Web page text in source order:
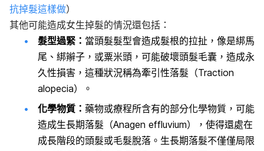
抗掉髮這樣做）
其他可能造成女生掉髮的情況還包括：
髮型過緊： 當頭髮髮型會造成髮根的拉扯，像是綁馬
尾、綁辮子，或粟米頭，可能破壞頭髮毛囊，造成永
久性損害，這種狀況稱為牽引性落髮（Traction
alopecia）。
化學物質： 藥物或療程所含有的部分化學物質，可能
造成生長期落髮（Anagen effluvium），使得還處在
成長階段的頭髮或毛髮脫落。生長期落髮不僅僅局限